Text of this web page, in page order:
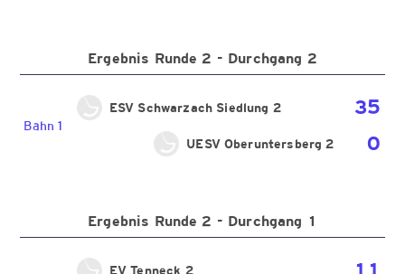
Ergebnis Runde 2 - Durchgang 2
Bahn 1
ESV Schwarzach Siedlung 2
35
0
UESV Oberuntersberg 2
Ergebnis Runde 2 - Durchgang 1
EV Tenneck 2